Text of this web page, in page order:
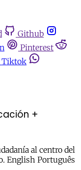
Github
Pinterest
Tiktok
+
al centro del
English Português